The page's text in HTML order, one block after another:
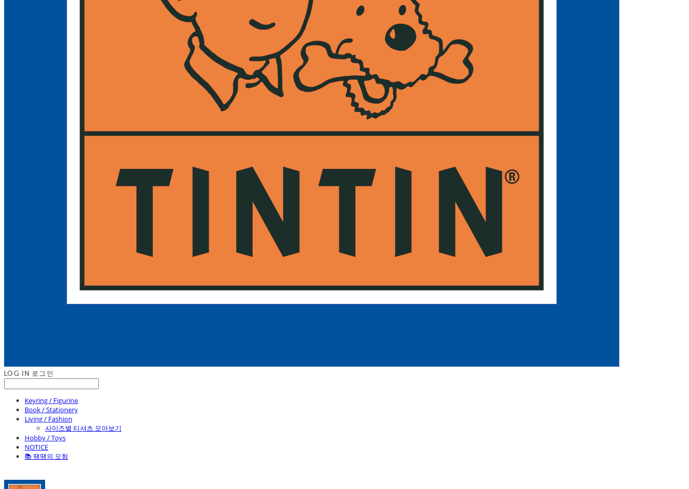
LOG IN 로그인
Keyring / Figurine
Book / Stationery
Living / Fashion
사이즈별 티셔츠 모아보기
Hobby / Toys
NOTICE
📚 땡땡의 모험